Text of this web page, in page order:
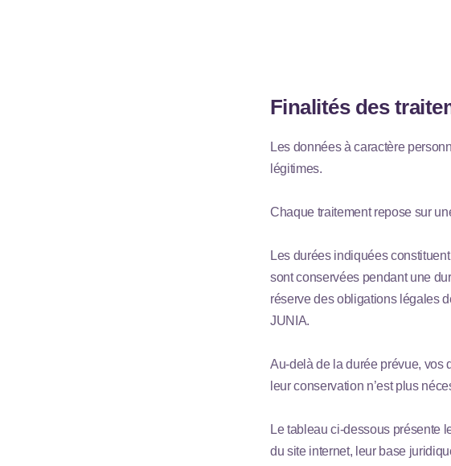
Finalités des
Les données à caractère
légitimes.
Chaque traitement repose sur
Les durées indiquées
sont conservées pendant une
réserve des obligations légales
JUNIA.
Au-delà de la durée prévue, vos
leur conservation n’est plus
Le tableau ci-dessous présente
du site internet, leur base